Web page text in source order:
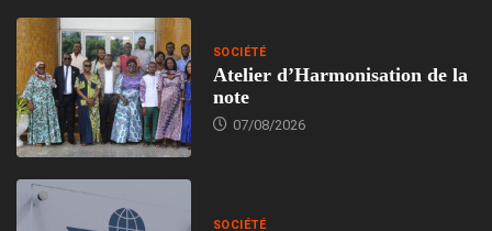
SOCIÉTÉ
Atelier d’Harmonisation de la
note
07/08/2026
SOCIÉTÉ